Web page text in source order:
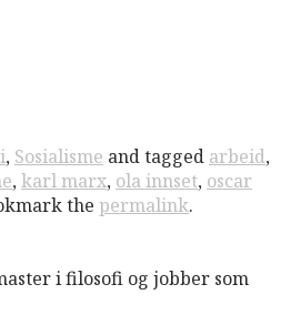
, Sosialisme and tagged arbeid,
,karl marx, ola innset, oscar
the permalink.
i filosofi og jobber som